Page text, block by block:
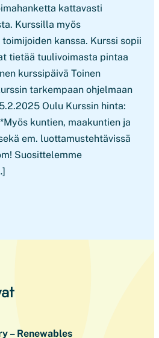
kattavasti
Kurssilla myös
kanssa. Kurssi sopii
tietää tuulivoimasta pintaa
kurssipäivä Toinen
tarkempaan ohjelmaan
Oulu Kurssin hinta:
kuntien, maakuntien ja
em. luottamustehtävissä
Suosittelemme
– Renewables